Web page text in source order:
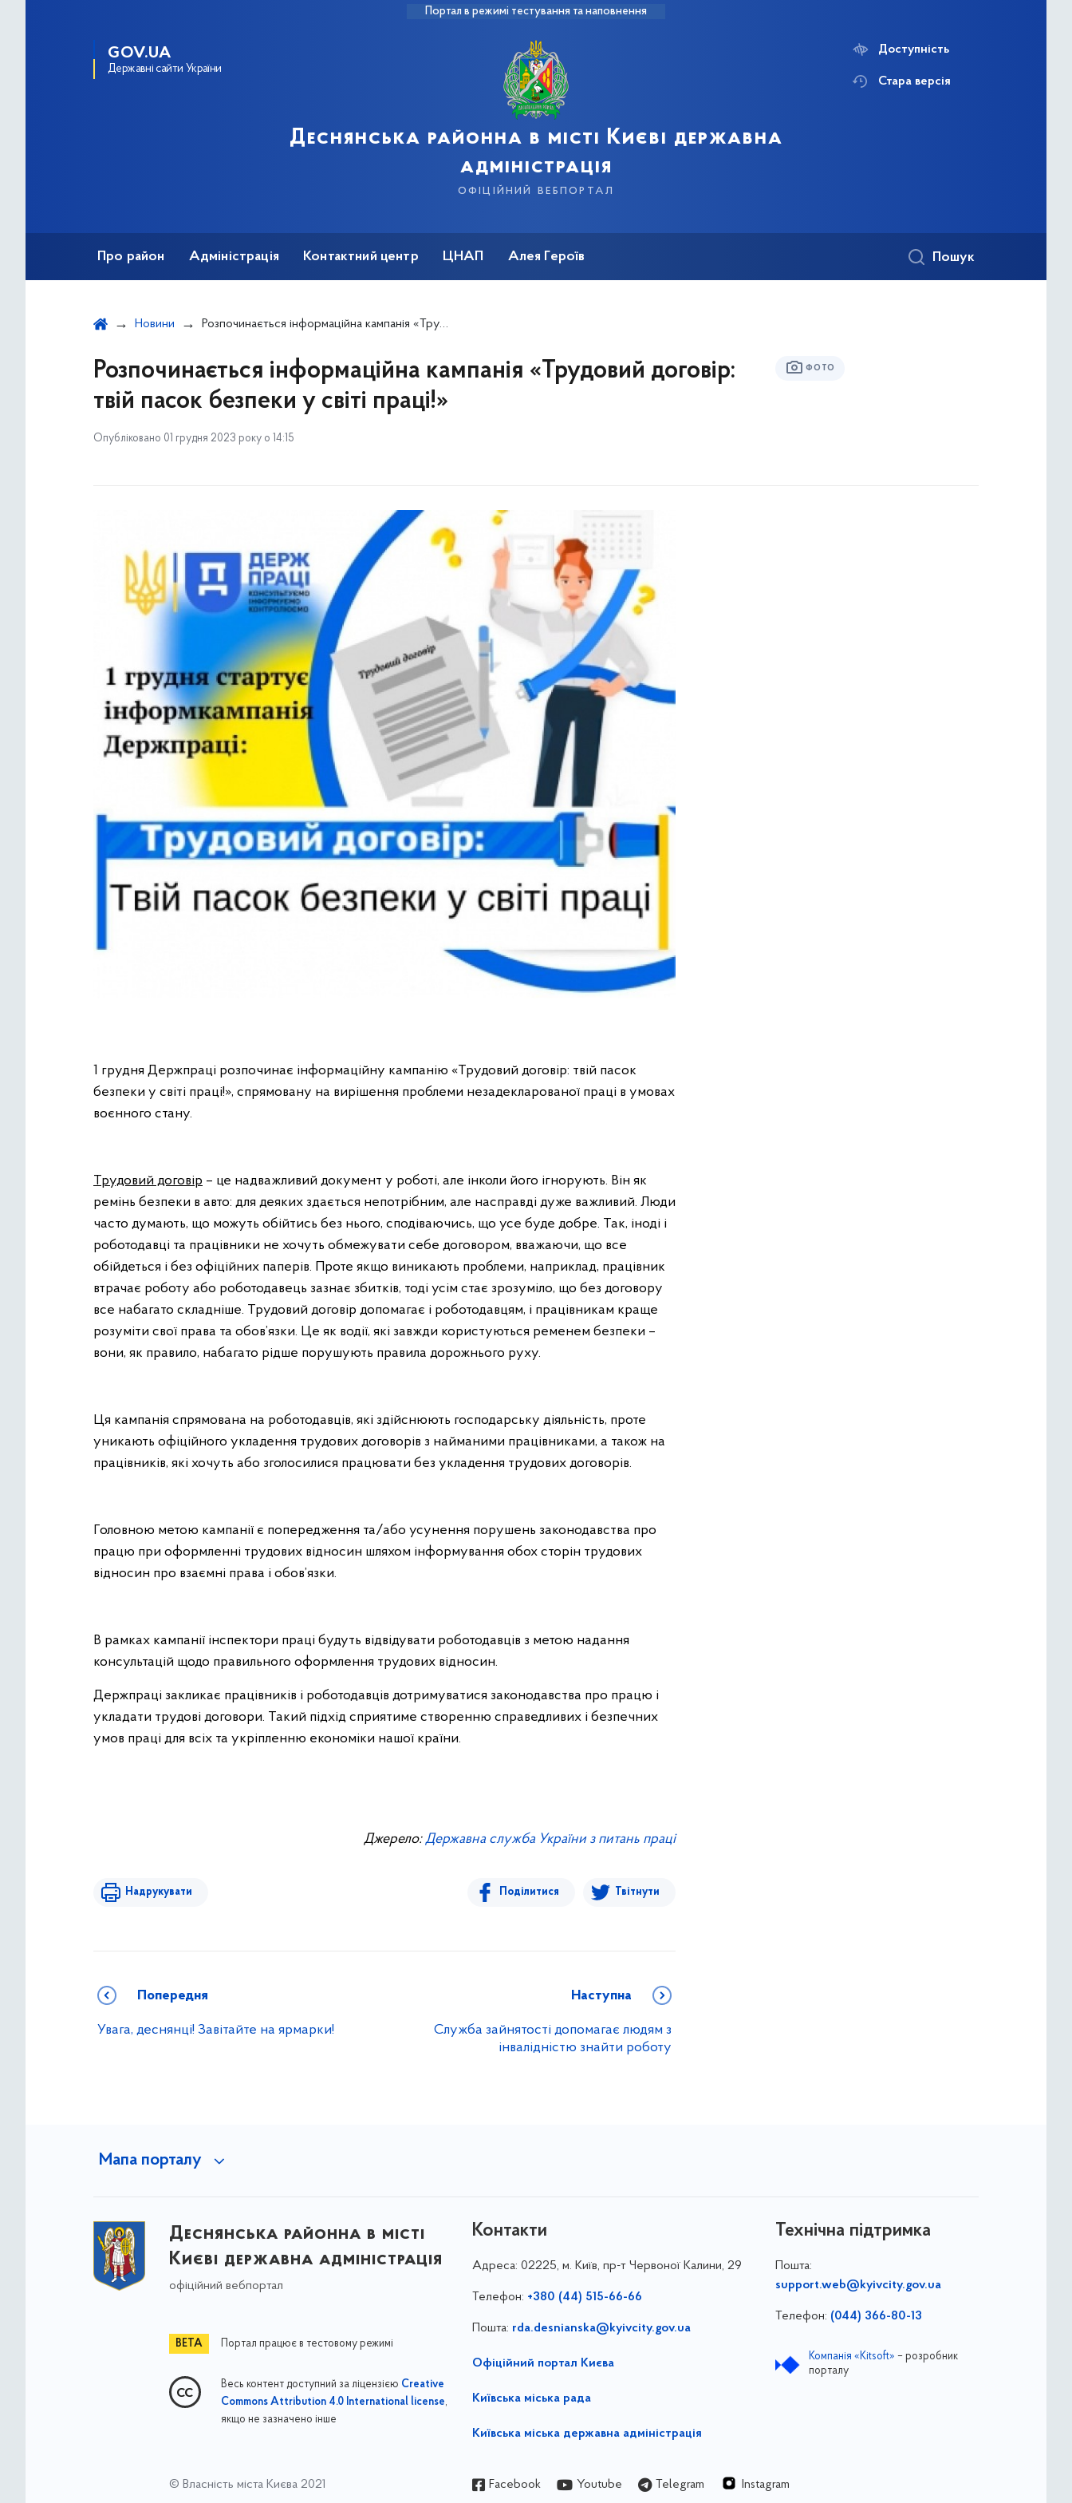
Портал в режимі тестування та наповнення
GOV.UA
Державні сайти України
Деснянська районна в місті Києві державна
адміністрація
офіційний вебпортал
Доступність
Стара версія
Про район Адміністрація Контактний центр ЦНАП Алея Героїв Пошук
Новини Розпочинається інформаційна кампанія «Трудовий договір: твій пасок безпеки у світі праці!»
Розпочинається інформаційна кампанія «Трудовий договір:
твій пасок безпеки у світі праці!»
Опубліковано 01 грудня 2023 року о 14:15
ФОТО
1 грудня Держпраці розпочинає інформаційну кампанію «Трудовий договір: твій пасок
безпеки у світі праці!», спрямовану на вирішення проблеми незадекларованої праці в умовах
воєнного стану.
Трудовий договір – це надважливий документ у роботі, але інколи його ігнорують. Він як
ремінь безпеки в авто: для деяких здається непотрібним, але насправді дуже важливий. Люди
часто думають, що можуть обійтись без нього, сподіваючись, що усе буде добре. Так, іноді і
роботодавці та працівники не хочуть обмежувати себе договором, вважаючи, що все
обійдеться і без офіційних паперів. Проте якщо виникають проблеми, наприклад, працівник
втрачає роботу або роботодавець зазнає збитків, тоді усім стає зрозуміло, що без договору
все набагато складніше. Трудовий договір допомагає і роботодавцям, і працівникам краще
розуміти свої права та обов’язки. Це як водії, які завжди користуються ременем безпеки –
вони, як правило, набагато рідше порушують правила дорожнього руху.
Ця кампанія спрямована на роботодавців, які здійснюють господарську діяльність, проте
уникають офіційного укладення трудових договорів з найманими працівниками, а також на
працівників, які хочуть або зголосилися працювати без укладення трудових договорів.
Головною метою кампанії є попередження та/або усунення порушень законодавства про
працю при оформленні трудових відносин шляхом інформування обох сторін трудових
відносин про взаємні права і обов’язки.
В рамках кампанії інспектори праці будуть відвідувати роботодавців з метою надання
консультацій щодо правильного оформлення трудових відносин.
Держпраці закликає працівників і роботодавців дотримуватися законодавства про працю і
укладати трудові договори. Такий підхід сприятиме створенню справедливих і безпечних
умов праці для всіх та укріпленню економіки нашої країни.
Джерело:Державна служба України з питань праці
Надрукувати Поділитися Твітнути
Попередня
Увага, деснянці! Завітайте на ярмарки!
Наступна
Служба зайнятості допомагає людям з
інвалідністю знайти роботу
Мапа порталу
Деснянська районна в місті
Києві державна адміністрація
офіційний вебпортал
Портал працює в тестовому режимі
Весь контент доступний за ліцензією Creative
Commons Attribution 4.0 International license,
якщо не зазначено інше
Контакти
Адреса: 02225, м. Київ, пр-т Червоної Калини, 29
Телефон: +380 (44) 515-66-66
Пошта: rda.desnianska@kyivcity.gov.ua
Офіційний портал Києва
Київська міська рада
Київська міська державна адміністрація
Технічна підтримка
Пошта:
support.web@kyivcity.gov.ua
Телефон: (044) 366-80-13
Компанія «Kitsoft» – розробник
порталу
© Власність міста Києва 2021 Facebook Youtube Telegram Instagram